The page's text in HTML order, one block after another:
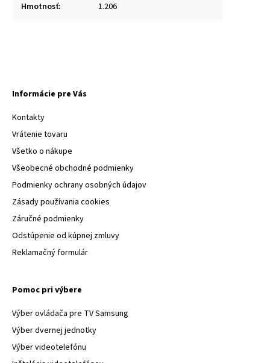
Hmotnosť: 1.206
Informácie pre Vás
Kontakty
Vrátenie tovaru
Všetko o nákupe
Všeobecné obchodné podmienky
Podmienky ochrany osobných údajov
Zásady používania cookies
Záručné podmienky
Odstúpenie od kúpnej zmluvy
Reklamačný formulár
Pomoc pri výbere
Výber ovládača pre TV Samsung
Výber dvernej jednotky
Výber videotelefónu